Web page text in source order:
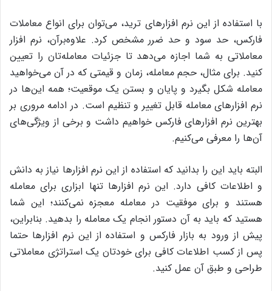
با استفاده از این نرم ‌افزارهای ترید، می‌توان برای انواع معاملات
فارکس، حد سود و حد ضرر مشخص کرد. علاوه‌برآن، نرم افزار
معاملاتی به شما اجازه می‌دهد تا جزئیات معامله‌تان را تعیین
کنید. برای مثال، حجم معامله، زمان و قیمتی که در آن می‌خواهید
معامله شکل بگیرد و پایان و بستن یک موقعیت؛ همه این‌ها در
نرم افزارهای معامله قابل تغییر و تنظیم است. در ادامه مروری بر
بهترین نرم افزارهای فارکس خواهیم داشت و برخی از ویژگی‌های
آن‌ها را معرفی می‌کنیم.
البته باید این را بدانید که استفاده از این نرم افزارها نیاز به دانش
و اطلاعات کافی دارد. این نرم افزارها تنها ابزاری برای معامله
هستند و برای موفقیت در معامله معجزه نمی‌کنند؛ این شما
هستید که باید به آن دستور انجام یک معامله را بدهید. بنابراین،
پیش از ورود به بازار فارکس و استفاده از این نرم افزارها حتما
پس از کسب اطلاعات کافی برای خودتان یک استراتژی معاملاتی
طراحی و طبق آن عمل کنید.